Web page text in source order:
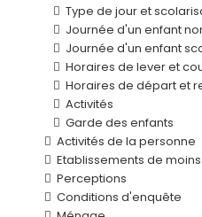
Type de jour et
Journée d'un enfant
Journée d'un enfant
Horaires de lever et
Horaires de départ et
Activités
Garde des enfants
Activités de la personne
Etablissements de
Perceptions
Conditions d'enquête